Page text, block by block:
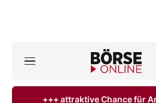
+++ attraktive Chance für